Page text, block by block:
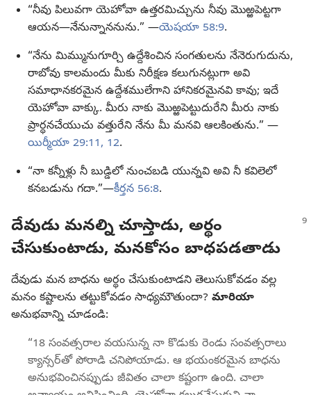
“నీవు పిలువగా యెహోవా ఉత్తరమిచ్చును నీవు మొఱ్ఱపెట్టగా
ఆయన—నేనున్నాననును.” —యెషయా 58:9.
“నేను మిమ్మునుగూర్చి ఉద్దేశించిన సంగతులను నేనెరుగుదును,
రాబోవు కాలమందు మీకు నిరీక్షణ కలుగునట్లుగా అవి
సమాధానకరమైన ఉద్దేశములేగాని హానికరమైనవి కావు; ఇదే
యెహోవా వాక్కు. మీరు నాకు మొఱ్ఱపెట్టుదురేని మీరు నాకు
ప్రార్థనచేయుచు వత్తురేని నేను మీ మనవి ఆలకింతును.” —
యిర్మీయా 29:11, 12.
“నా కన్నీళ్లు నీ బుడ్డిలో నుంచబడి యున్నవి అవి నీ కవిలెలో
కనబడును గదా.”​—కీర్తన 56:8.
దేవుడు మనల్ని చూస్తాడు, అర్థం
చేసుకుంటాడు, మనకోసం బాధపడతాడు
దేవుడు మన బాధను అర్థం చేసుకుంటాడని తెలుసుకోవడం వల్ల
మనం కష్టాలను తట్టుకోవడం సాధ్యమౌతుందా? మారియా
అనుభవాన్ని చూడండి:
“18 సంవత్సరాల వయసున్న నా కొడుకు రెండు సంవత్సరాలు
క్యాన్సర్‌తో పోరాడి చనిపోయాడు. ఆ భయంకరమైన బాధను
అనుభవించినప్పుడు జీవితం చాలా కష్టంగా ఉంది. చాలా